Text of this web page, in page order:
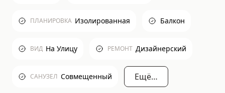
ПЛАНИРОВКА Изолированная Балкон
ВИД На Улицу РЕМОНТ Дизайнерский
САНУЗЕЛ Совмещенный Ещё…